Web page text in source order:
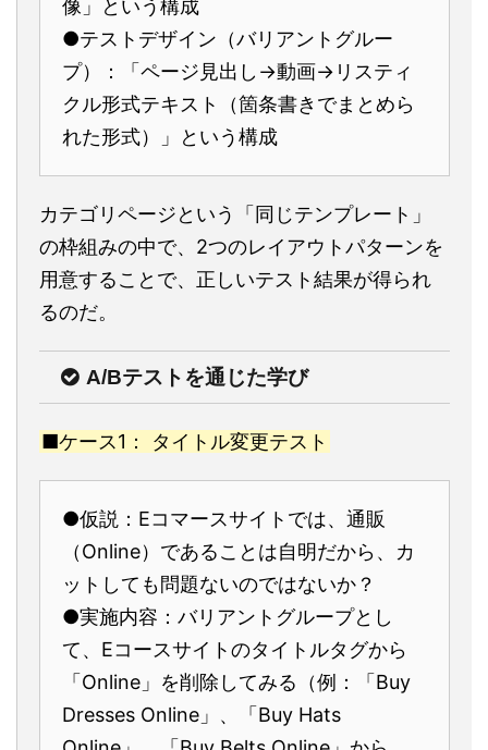
像」という構成
●テストデザイン（バリアントグルー
プ）：「ページ見出し→動画→リスティ
クル形式テキスト（箇条書きでまとめら
れた形式）」という構成
カテゴリページという「同じテンプレート」
の枠組みの中で、2つのレイアウトパターンを
用意することで、正しいテスト結果が得られ
るのだ。
A/Bテストを通じた学び
■ケース1： タイトル変更テスト
●仮説：Eコマースサイトでは、通販
（Online）であることは自明だから、カ
ットしても問題ないのではないか？
●実施内容：バリアントグループとし
て、Eコースサイトのタイトルタグから
「Online」を削除してみる（例：「Buy
Dresses Online」、「Buy Hats